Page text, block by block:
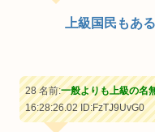
上級国民もあ
28 名前:一般よりも上級の名
16:28:26.02ID:FzTJ9UvG0